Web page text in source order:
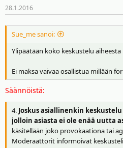
28.1.2016
Sue_me sanoi:
Ylipäätään koko keskustelu aiheesta
Ei maksa vaivaa osallistua millään
Säännöistä:
4. Joskus asiallinenkin
jolloin asiasta ei ole enää uutta
käsitellään joko provokaationa tai
Moderaattorit informoivat